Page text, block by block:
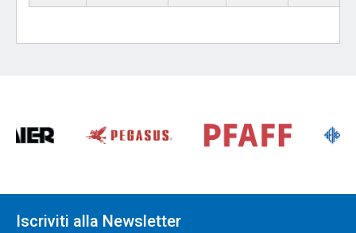
Iscriviti alla Newsletter